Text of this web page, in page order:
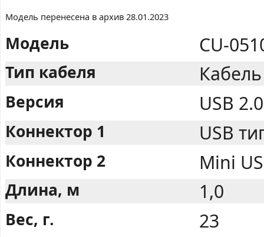
Модель перенесена в архив 28.01.2023
Модель CU-
Тип кабеля
Версия USB 2.0
Коннектор 1 USB
Коннектор 2 Mini
Длина, м 1,0
Вес, г. 23